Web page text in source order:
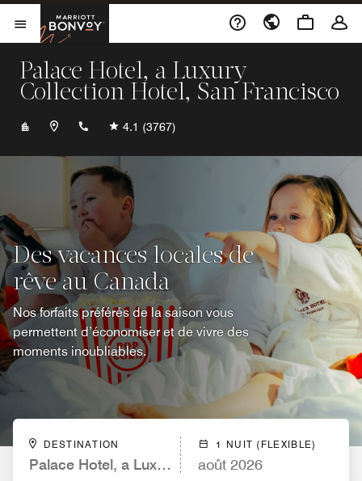
Skip to Content
Ouvrir le menu
Marriott Bonvoy
Palace Hotel, a Luxury
Collection Hotel, San Francisco
+14155121111
4.1 (3767)
Des vacances locales de
rêve au Canada
Nos forfaits préférés de la saison vous
permettent d’économiser et de vivre des
moments inoubliables.
DESTINATION
Palace Hotel, a Luxury Collection Hotel, San
1 NUIT (FLEXIBLE)
août 2026